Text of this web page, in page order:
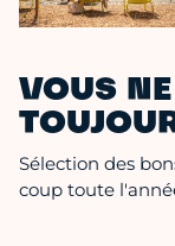
VOUS
Sélection des
coup toute